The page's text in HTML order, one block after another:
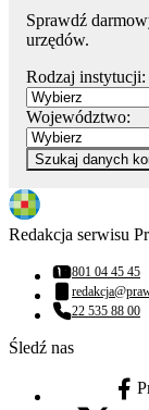
Sprawdź
urzędów.
Rodzaj instytucji:
Województwo:
Szukaj danych
Redakcja serwisu
Numer telefonu:
801 04 45 45
Adres email:
Numer telefonu:
22 535 88 00
Śledź nas